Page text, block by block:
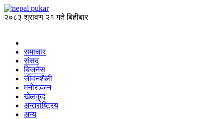
२०८३ श्रावण २१ गते बिहीबार
समाचार
संसद
बिजनेस
जीवनशैली
मनोरञ्जन
खेलकुद
अन्तर्राष्ट्रिय
अन्य